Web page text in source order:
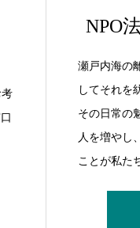
NPO
瀬戸内海の
してそれを
その日常の
人を増やし
ことが私た